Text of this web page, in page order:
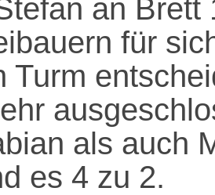
an
für
Turm
als auch
es 4 zu 2.